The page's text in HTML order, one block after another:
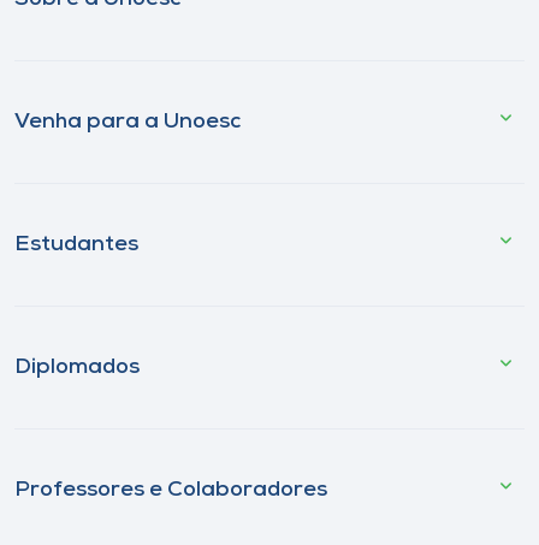
Venha para a Unoesc
Estudantes
Diplomados
Professores e Colaboradores